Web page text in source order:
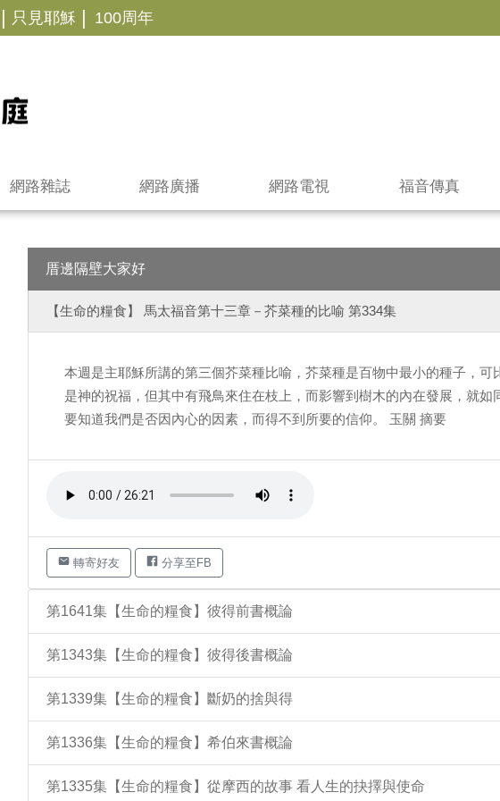
| 只見耶穌 | 100周年
網路雜誌 網路廣播 網路電視 福音傳真
厝邊隔壁大家好
【生命的糧食】 馬太福音第十三章－芥菜種的比喻 第334集
本週是主耶穌所講的第三個芥菜種比喻，芥菜種是百物中最小的種子，
是神的祝福，但其中有飛鳥來住在枝上，而影響到樹木的內在發展，就
要知道我們是否因內心的因素，而得不到所要的信仰。 玉關 摘要
轉寄好友 分享至FB
第1641集【生命的糧食】彼得前書概論
第1343集【生命的糧食】彼得後書概論
第1339集【生命的糧食】斷奶的捨與得
第1336集【生命的糧食】希伯來書概論
第1335集【生命的糧食】從摩西的故事 看人生的抉擇與使命